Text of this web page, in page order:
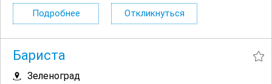
Проведение инвентаризаций. Контроль качества и
выкладка товара. Нам...
Подробнее Откликнуться
Бариста
Зеленоград